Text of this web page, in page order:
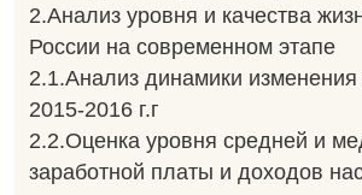
2.Анализ уровня и качества
России на современном этапе
2.1.Анализ динамики
2015-2016 г.г
2.2.Оценка уровня средней и
заработной платы и доходов